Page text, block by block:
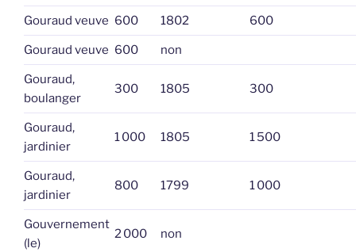
Gouraud veuve 600 1802 600
Gouraud veuve 600 non
Gouraud,
boulanger
300 1805 300
Gouraud,
jardinier
1 000 1805 1 500
Gouraud,
jardinier
800 1799 1 000
Gouvernement
(le)
2 000 non